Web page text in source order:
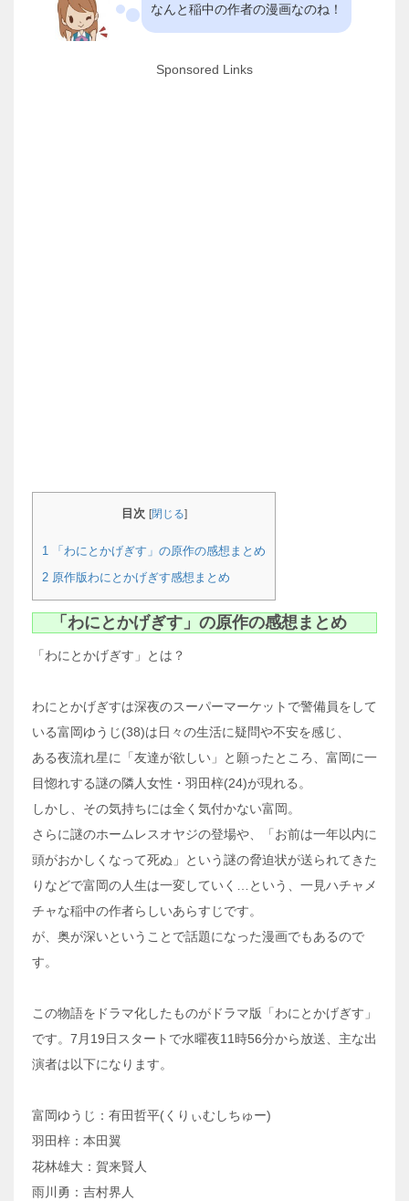
なんと稲中の作者の漫画なのね！
Sponsored Links
目次 [閉じる]
1
「わにとかげぎす」の原作の感想まとめ
2 原作版わにとかげぎす感想まとめ
「わにとかげぎす」の原作の感想まとめ
「わにとかげぎす」とは？
わにとかげぎすは深夜のスーパーマーケットで警備員をして
いる富岡ゆうじ(38)は日々の生活に疑問や不安を感じ、
ある夜流れ星に「友達が欲しい」と願ったところ、富岡に一
目惚れする謎の隣人女性・羽田梓(24)が現れる。
しかし、その気持ちには全く気付かない富岡。
さらに謎のホームレスオヤジの登場や、「お前は一年以内に
頭がおかしくなって死ぬ」という謎の脅迫状が送られてきた
りなどで富岡の人生は一変していく…という、一見ハチャメ
チャな稲中の作者らしいあらすじです。
が、奥が深いということで話題になった漫画でもあるので
す。
この物語をドラマ化したものがドラマ版「わにとかげぎす」
です。7月19日スタートで水曜夜11時56分から放送、主な出
演者は以下になります。
富岡ゆうじ：有田哲平(くりぃむしちゅー)
羽田梓：本田翼
花林雄大：賀来賢人
雨川勇：吉村界人